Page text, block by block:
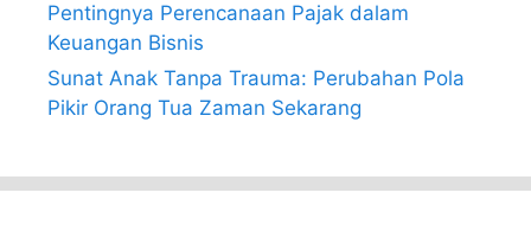
Pentingnya Perencanaan Pajak dalam
Keuangan Bisnis
Sunat Anak Tanpa Trauma: Perubahan Pola
Pikir Orang Tua Zaman Sekarang